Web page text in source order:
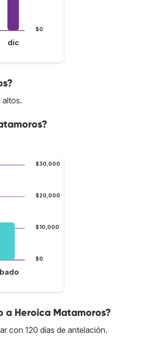
$0
dic
altos.
$0
$10,000
$20,000
$30,000
a Heroica Matamoros?
con 120 días de antelación.